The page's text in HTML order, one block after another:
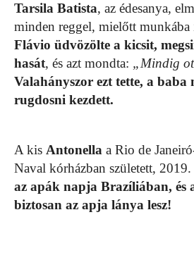
Tarsila Batista, az édesanya,
minden reggel, mielőtt
Flávio üdvözölte a kicsit,
hasát, és azt mondta: „Mindig
Valahányszor ezt tette, a baba
rugdosni kezdett.
A kis Antonella a Rio de
Naval kórházban született, 2019.
az apák napja Brazíliában, és
biztosan az apja lánya lesz!